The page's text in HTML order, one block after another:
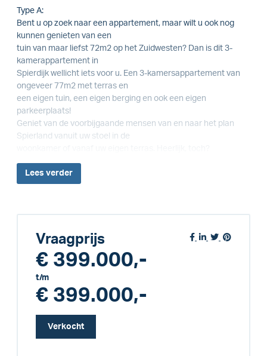
Type A:
Bent u op zoek naar een appartement, maar wilt u ook nog
kunnen genieten van een
tuin van maar liefst 72m2 op het Zuidwesten? Dan is dit 3-
kamerappartement in
Spierdijk wellicht iets voor u. Een 3-kamersappartement van
ongeveer 77m2 met terras en
een eigen tuin, een eigen berging en ook een eigen
parkeerplaats!
Geniet van de voorbijgaande mensen van en naar het plan
Spierland vanuit uw stoel in de
Lees verder
Vraagprijs
€ 399.000,-
t/m
€ 399.000,-
Verkocht